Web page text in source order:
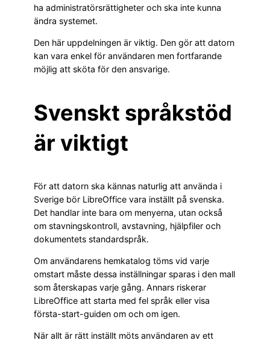
ha administratörsrättigheter och ska inte kunna
ändra systemet.
Den här uppdelningen är viktig. Den gör att datorn
kan vara enkel för användaren men fortfarande
möjlig att sköta för den ansvarige.
Svenskt språkstöd
är viktigt
För att datorn ska kännas naturlig att använda i
Sverige bör LibreOffice vara inställt på svenska.
Det handlar inte bara om menyerna, utan också
om stavningskontroll, avstavning, hjälpfiler och
dokumentets standardspråk.
Om användarens hemkatalog töms vid varje
omstart måste dessa inställningar sparas i den mall
som återskapas varje gång. Annars riskerar
LibreOffice att starta med fel språk eller visa
första-start-guiden om och om igen.
När allt är rätt inställt möts användaren av ett